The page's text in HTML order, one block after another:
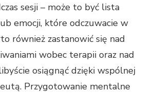
sesji – może to być lista
emocji, które odczuwacie w
również zastanowić się nad
wobec terapii oraz nad
osiągnąć dzięki wspólnej
Przygotowanie mentalne